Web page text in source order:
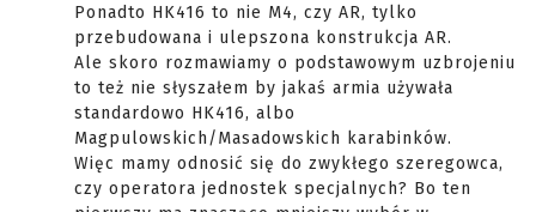
Ponadto HK416 to nie M4, czy AR, tylko
przebudowana i ulepszona konstrukcja AR.
Ale skoro rozmawiamy o podstawowym uzbrojeniu
to też nie słyszałem by jakaś armia używała
standardowo HK416, albo
Magpulowskich/Masadowskich karabinków.
Więc mamy odnosić się do zwykłego szeregowca,
czy operatora jednostek specjalnych? Bo ten